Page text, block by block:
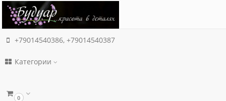
+79014540386, +79014540387
Категории
0